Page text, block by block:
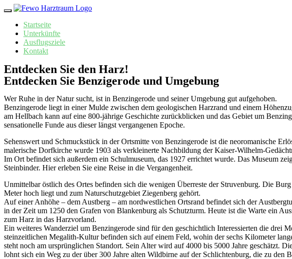
Startseite
Unterkünfte
Ausflugsziele
Kontakt
Entdecken Sie den Harz!
Entdecken Sie Benzigerode und Umgebung
Wer Ruhe in der Natur sucht, ist in Benzingerode und seiner Umgebung gut aufgehoben.
Benzingerode liegt in einer Mulde zwischen dem geologischen Harzrand und einem
am Hellbach kann auf eine 800-jährige Geschichte zurückblicken und das Gebiet um
sensationelle Funde aus dieser längst vergangenen Epoche.
Sehenswert und Schmuckstück in der Ortsmitte von Benzingerode ist die neoromanische
malerische Dorfkirche wurde 1903 als verkleinerte Nachbildung der Kaiser-Wilhelm-
Im Ort befindet sich außerdem ein Schulmuseum, das 1927 errichtet wurde. Das Museum
Steinbinder. Hier erleben Sie eine Reise in die Vergangenheit.
Unmittelbar östlich des Ortes befinden sich die wenigen Überreste der Struvenburg. Die
Meter hoch liegt und zum Naturschutzgebiet Ziegenberg gehört.
Auf einer Anhöhe – dem Austberg – am nordwestlichen Ortsrand befindet sich der
in der Zeit um 1250 den Grafen von Blankenburg als Schutzturm. Heute ist die Warte ein
zum Harz in das Harzvorland.
Ein weiteres Wanderziel um Benzingerode sind für den geschichtlich Interessierten die drei
steinzeitlichen Megalith-Kultur befinden sich auf einem Feld, wohin der sechs Kilometer
steht noch am ursprünglichen Standort. Sein Alter wird auf 4000 bis 5000 Jahre geschätzt.
lohnt sich ein Weg zu der über 300 Jahre alten Wildbirne auf der Schlichtenburg, die zu den